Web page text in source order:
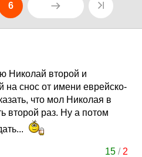
6
Николай второй и
на снос от имени еврейско-
что мол Николая в
второй раз. Ну а потом
15 / 2